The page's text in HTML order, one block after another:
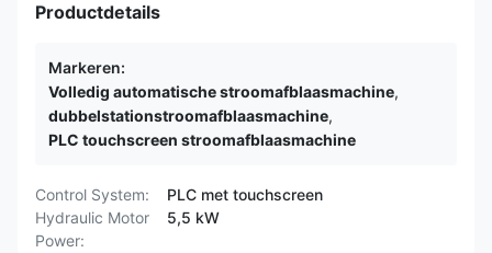
Productdetails
Markeren:
Volledig automatische stroomafblaasmachine,
dubbelstationstroomafblaasmachine,
PLC touchscreen stroomafblaasmachine
Control System:
PLC met touchscreen
Hydraulic Motor
Power:
5,5 kW